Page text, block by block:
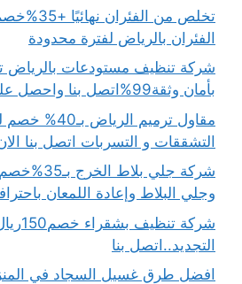
تخلص من
الفئران بالرياض لفترة محدودة
شركة تنظيف مستودعات
بأمان وثقة99%اتصل بنا واحصل على 33%خصم فوري
مقاول ترميم
التشققات و التسربات اتصل بنا
شركة جلي
وجلي البلاط وإعادة اللمعان
شركة
التجديد..اتصل بنا
افضل طرق غسيل السجاد في